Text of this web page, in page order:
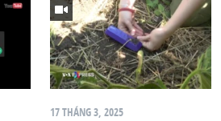
17 THÁNG 3, 2025